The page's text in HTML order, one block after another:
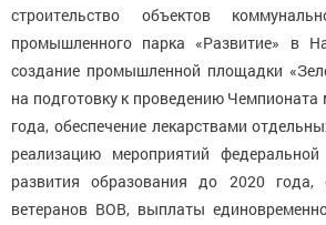
строительство объектов
промышленного парка «Развитие» в
создание промышленной площадки
на подготовку к проведению Чемпионата
года, обеспечение лекарствами
реализацию мероприятий
развития образования до 2020 года,
ветеранов ВОВ, выплаты